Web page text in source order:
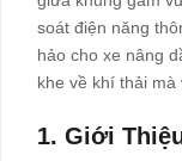
soát điện năng
hảo cho xe nâng
khe về khí thải mà
1. Giới